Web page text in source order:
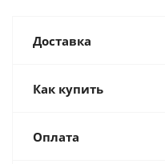
Доставка
Как купить
Оплата